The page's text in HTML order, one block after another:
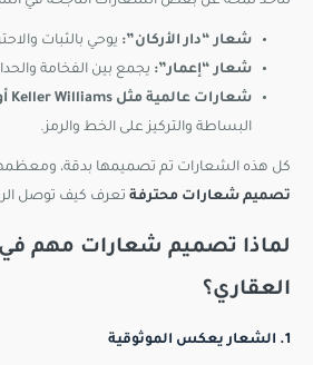
شعار “دار الأركان”: يوحي بالثبات
شعار “إعمار”: يجمع بين الفخامة
شعارات عالمية مثل Keller Williams أو Century 21:
البساطة والتركيز على الخط والرمز.
كل هذه الشعارات تم تصميمها بدقة،
تصميم شعارات محترفة تعرف كيف توصل
لماذا تصميم شعارات مهم
العقاري؟
1. الشعار يعكس الموثوقية